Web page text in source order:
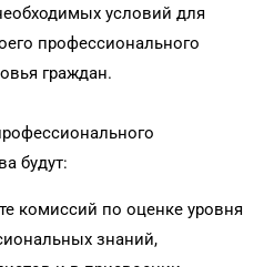
условий для
профессионального
граждан.
будут:
комиссий по оценке уровня
знаний,